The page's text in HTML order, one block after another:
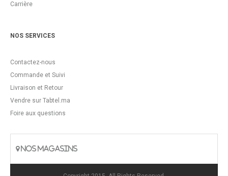
Carrière
NOS SERVICES
Contactez-nous
Commande et Suivi
Livraison et Retour
Vendre sur Tabtel.ma
Foire aux questions
NOS MAGASINS